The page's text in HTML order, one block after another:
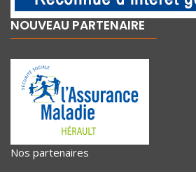
NOUVEAU PARTENAIRE
Nos partenaires